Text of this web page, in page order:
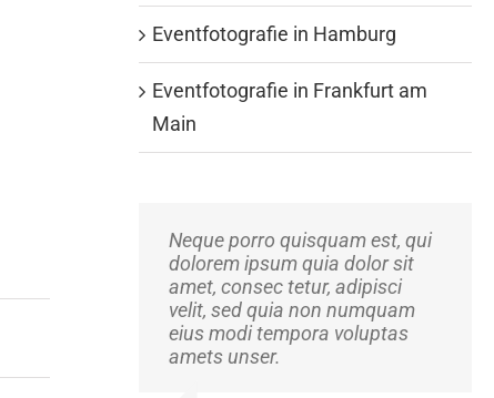
Eventfotografie in Hamburg
Eventfotografie in Frankfurt am
Main
Neque porro quisquam est, qui
dolorem ipsum quia dolor sit
amet, consec tetur, adipisci
velit, sed quia non numquam
eius modi tempora voluptas
amets unser.
Aliquam erat volutpat. Quisque
at est id ligula facilisis laoreet
eget pulvinar nibh.
Suspendisse at ultrices dui.
Curabitur ac felis arcu sadips
ipsums fugiats nemis.